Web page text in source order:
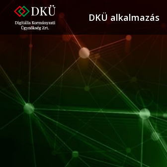
DKÜ alkalmazás
DKÜ alkalmazás